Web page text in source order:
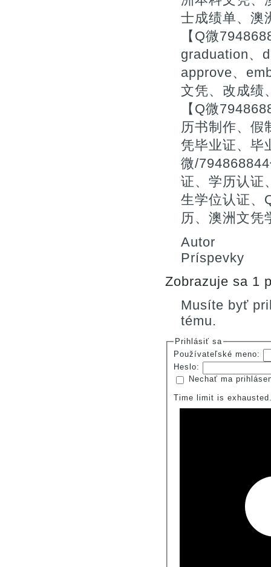
士成绩单、澳
【Q微
graduation、
approve、
文凭、改成绩
【Q微
历书制作、假
凭毕业证、毕
微/
证、学历认证
生学位认证、
历、澳洲文凭
Autor
Príspevky
Zobrazuje sa 1
Musíte byť
tému.
Prihlásiť sa
Používateľské meno:
Heslo:
Nechať ma
Time limit is